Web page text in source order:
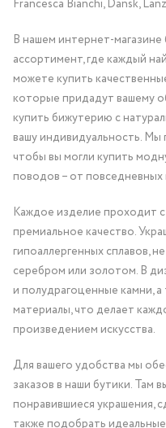
Francesca Bianchi, Dansk,
В нашем интернет-
ассортимент, где каждый
можете купить
которые придадут вашему
купить бижутерию с
вашу индивидуальность.
чтобы вы могли купить
поводов – от
Каждое изделие проходит
премиальное качество.
гипоаллергенных сплавов,
серебром или золотом. В
и полудрагоценные камни,
материалы, что делает
произведением искусства.
Для вашего удобства мы
заказов в наши бутики. Там
понравившиеся украшения,
также подобрать